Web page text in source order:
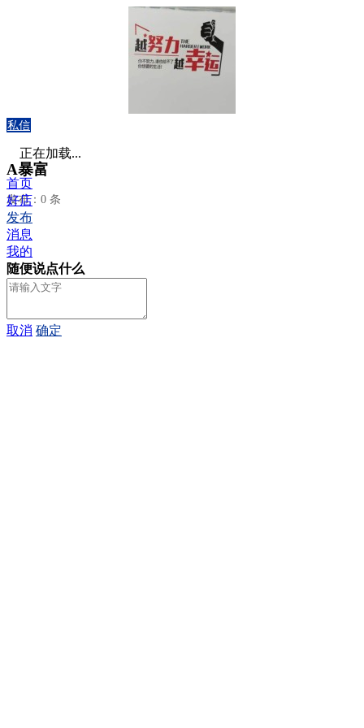
私信
A暴富
发布：0 条
正在加载...
首页
好店
发布
消息
我的
随便说点什么
取消 确定